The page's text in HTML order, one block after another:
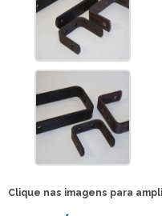
Clique nas imagens para